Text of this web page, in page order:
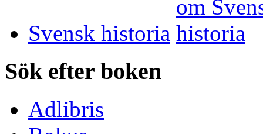
Svensk historia
Sök efter boken
Adlibris